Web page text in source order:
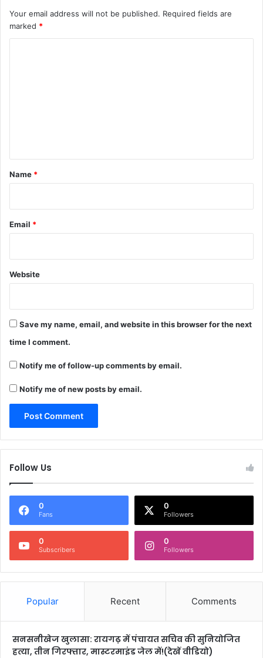
Your email address will not be published. Required fields are
marked *
*
Name *
Email *
Website
Save my name, email, and website in this browser for the next
time I comment.
Notify me of follow-up comments by email.
Notify me of new posts by email.
Follow Us
0
Fans
0
Followers
0
Subscribers
0
Followers
Popular Recent Comments
सनसनीखेज खुलासा: रायगढ़ में पंचायत सचिव की सुनियोजित
हत्या, तीन गिरफ्तार, मास्टरमाइंड जेल में!(देखें वीडियो)